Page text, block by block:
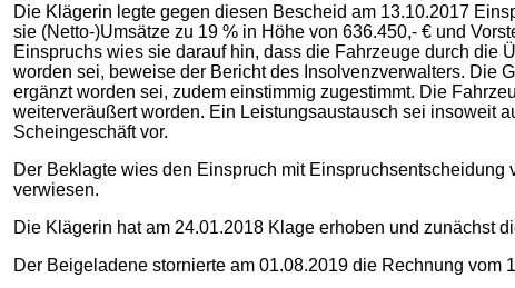
Die Klägerin legte gegen diesen Bescheid am 13.10.2017
sie (Netto-)Umsätze zu 19 % in Höhe von 636.450,- € und
Einspruchs wies sie darauf hin, dass die Fahrzeuge durch die
worden sei, beweise der Bericht des Insolvenzverwalters. Die
ergänzt worden sei, zudem einstimmig zugestimmt. Die
weiterveräußert worden. Ein Leistungsaustausch sei insoweit
Scheingeschäft vor.
Der Beklagte wies den Einspruch mit
verwiesen.
Die Klägerin hat am 24.01.2018 Klage erhoben und zunächst
Der Beigeladene stornierte am 01.08.2019 die Rechnung vom